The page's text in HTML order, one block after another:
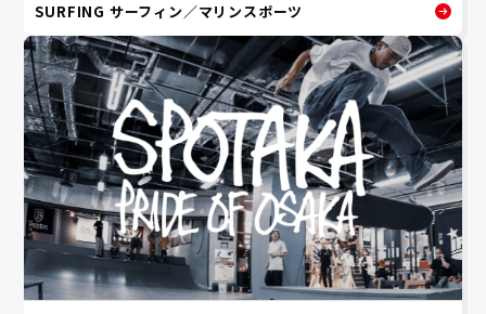
SURFING サーフィン／マリンスポーツ